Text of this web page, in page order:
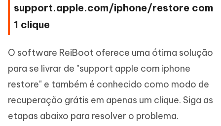
support.apple.com/iphone/restore com
1 clique
O software ReiBoot oferece uma ótima solução
para se livrar de "support apple com iphone
restore" e também é conhecido como modo de
recuperação grátis em apenas um clique. Siga as
etapas abaixo para resolver o problema.